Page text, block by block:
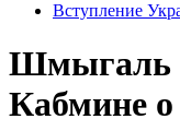
Вступление
Шмыгаль
Кабмине